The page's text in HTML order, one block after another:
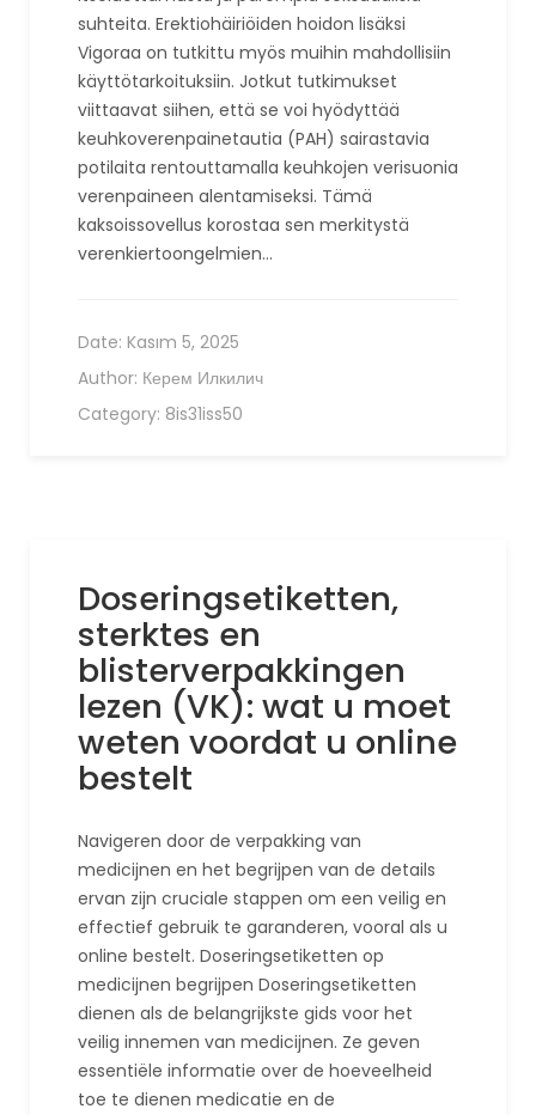
suhteita. Erektiohäiriöiden hoidon lisäksi
Vigoraa on tutkittu myös muihin mahdollisiin
käyttötarkoituksiin. Jotkut tutkimukset
viittaavat siihen, että se voi hyödyttää
keuhkoverenpainetautia (PAH) sairastavia
potilaita rentouttamalla keuhkojen verisuonia
verenpaineen alentamiseksi. Tämä
kaksoissovellus korostaa sen merkitystä
verenkiertoongelmien…
Date: Kasım 5, 2025
Author: Керем Илкилич
Category: 8is31iss50
Doseringsetiketten,
sterktes en
blisterverpakkingen
lezen (VK): wat u moet
weten voordat u online
bestelt
Navigeren door de verpakking van
medicijnen en het begrijpen van de details
ervan zijn cruciale stappen om een ​​veilig en
effectief gebruik te garanderen, vooral als u
online bestelt. Doseringsetiketten op
medicijnen begrijpen Doseringsetiketten
dienen als de belangrijkste gids voor het
veilig innemen van medicijnen. Ze geven
essentiële informatie over de hoeveelheid
toe te dienen medicatie en de